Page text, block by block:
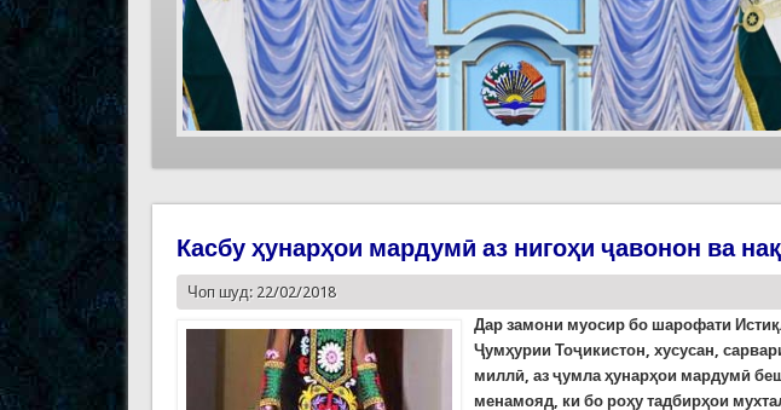
Касбу ҳунарҳои мардумӣ аз нигоҳи ҷавонон ва
Чоп шуд: 22/02/2018
Дар замони муосир бо шарофати
Ҷумҳурии Тоҷикистон, хусусан,
миллӣ, аз ҷумла ҳунарҳои мардумӣ
менамояд, ки бо роҳу тадбирҳои